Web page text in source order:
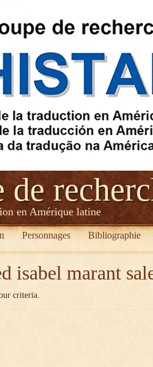
de
en Amérique latine
Personnages Bibliographie
isabel marant
criteria.